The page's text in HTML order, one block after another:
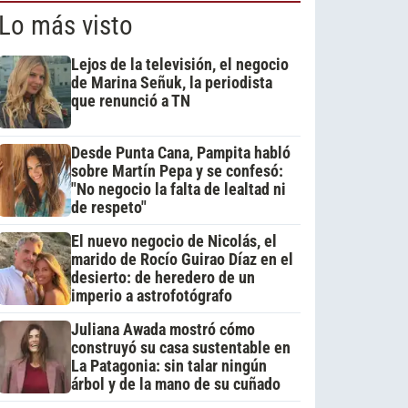
más visto
Lejos de la televisión, el negocio
de Marina Señuk, la periodista
que renunció a TN
Desde Punta Cana, Pampita habló
sobre Martín Pepa y se confesó:
"No negocio la falta de lealtad ni
de respeto"
El nuevo negocio de Nicolás, el
marido de Rocío Guirao Díaz en el
desierto: de heredero de un
imperio a astrofotógrafo
Juliana Awada mostró cómo
construyó su casa sustentable en
La Patagonia: sin talar ningún
árbol y de la mano de su cuñado